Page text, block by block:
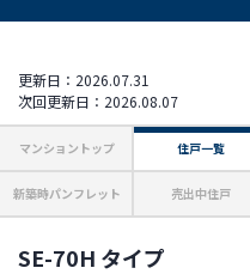
更新日：2026.07.31
次回更新日：2026.08.07
マンショントップ 住戸一覧
新築時パンフレット 売出中住戸
SE-70H タイプ